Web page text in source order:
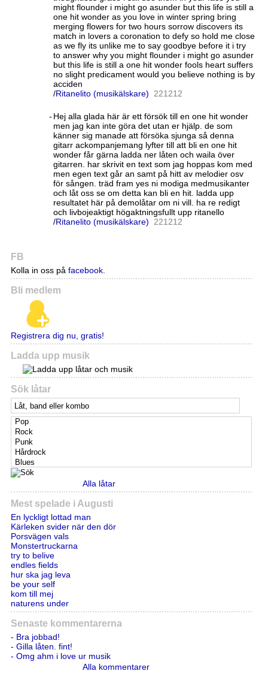
might flounder i might go asunder but this life is still a
one hit wonder as you love in winter spring bring
merging flowers for two hours sorrow discovers its
match in lovers a coronation to defy so hold me close
as we fly its unlike me to say goodbye before it i try
to answer why you might flounder i might go asunder
but this life is still a one hit wonder fools heart suffers
no slight predicament would you believe nothing is by
acciden
/Ritanelito (musikälskare) 221212
- Hej alla glada här är ett försök till en one hit wonder
men jag kan inte göra det utan er hjälp. de som
känner sig manade att försöka sjunga så denna
gitarr ackompanjemang lyfter till att bli en one hit
wonder får gärna ladda ner låten och waila över
gitarren. har skrivit en text som jag hoppas kom med
men egen text går an samt på hitt av melodier osv
för sången. träd fram yes ni modiga medmusikanter
och låt oss se om detta kan bli en hit. ladda upp
resultatet här på demolåtar om ni vill. ha re redigt
och livbojeaktigt högaktningsfullt upp ritanello
/Ritanelito (musikälskare) 221212
FB
Kolla in oss på facebook.
Bli medlem
Registrera dig nu, gratis!
Ladda upp musik
Sök låtar
Alla låtar
Mest spelade i Augusti
En lyckligt lottad man
Kärleken svider när den dör
Porsvägen vals
Monstertruckarna
try to belive
endles fields
hur ska jag leva
be your self
kom till mej
naturens under
Senaste kommentarerna
- Bra jobbad!
- Gilla låten. fint!
- Omg ahm i love ur musik
Alla kommentarer